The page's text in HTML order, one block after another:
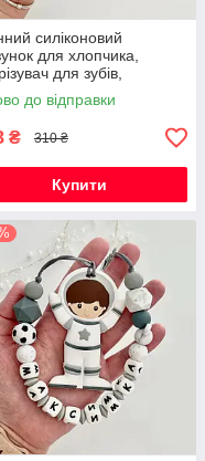
силіконовий
для хлопчика,
для зубів,
(м'ята)
до відправки
₴ 310 ₴
Купити